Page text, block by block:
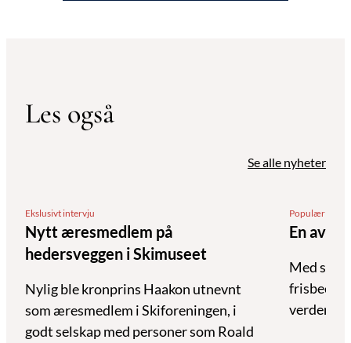
Les også
Se alle nyheter
Ekslusivt intervju
Nytt æresmedlem på
hedersveggen i Skimuseet
Nylig ble kronprins Haakon utnevnt
som æresmedlem i Skiforeningen, i
godt selskap med personer som Roald
Populær bane
En av
Med sin
verdens